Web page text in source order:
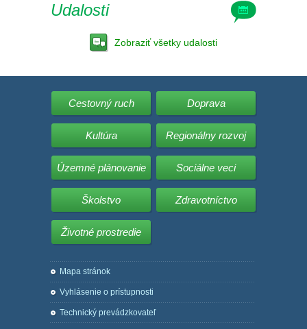
Udalosti
Zobraziť všetky udalosti
Cestovný ruch Doprava
Kultúra Regionálny rozvoj
Územné plánovanie Sociálne veci
Školstvo Zdravotníctvo
Životné prostredie
Mapa stránok
Vyhlásenie o prístupnosti
Technický prevádzkovateľ